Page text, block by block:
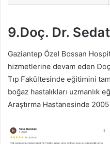
9.Doç. Dr.
Gaziantep Özel Bossan
hizmetlerine devam eden
Tıp Fakültesinde eğitimini
boğaz hastalıkları uzmanlık
Araştırma Hastanesinde 2005